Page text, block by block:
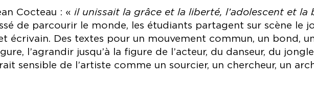
Cocteau : «il unissait la grâce et la liberté, l’adolescent et la
de parcourir le monde, les étudiants partagent sur scène le
écrivain. Des textes pour un mouvement commun, un bond,
l’agrandir jusqu’à la figure de l’acteur, du danseur, du
sensible de l’artiste comme un sourcier, un chercheur, un